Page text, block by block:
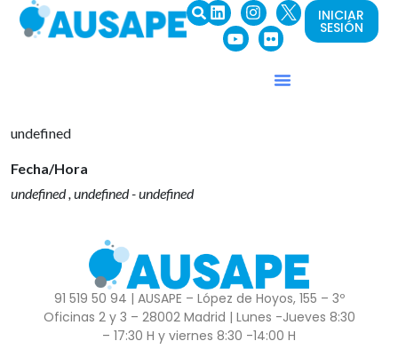
INICIAR
SESIÓN
Fecha/Hora
undefined , undefined - undefined
undefined
91 519 50 94 | AUSAPE – López de Hoyos, 155 – 3º
Oficinas 2 y 3 – 28002 Madrid | Lunes -Jueves 8:30
– 17:30 H y viernes 8:30 -14:00 H